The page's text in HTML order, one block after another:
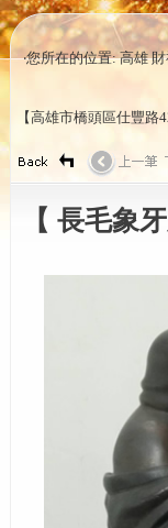
‧您所在的位置: 高雄
【高雄市橋頭區仕豐
【 長毛象牙